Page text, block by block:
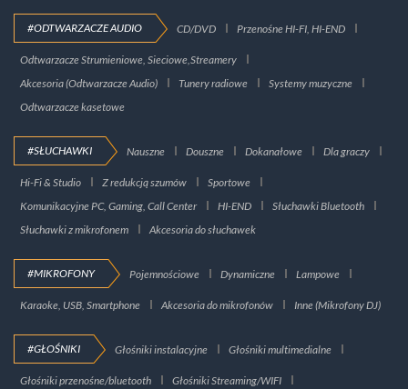
#ODTWARZACZE AUDIO CD/DVD Przenośne HI-FI, HI-END
Odtwarzacze Strumieniowe, Sieciowe,Streamery
Akcesoria (Odtwarzacze Audio)
Tunery radiowe
Systemy muzyczne
Odtwarzacze kasetowe
#SŁUCHAWKI Nauszne Douszne Dokanałowe Dla graczy
Hi-Fi & Studio Z redukcją szumów
Sportowe
Komunikacyjne PC, Gaming, Call Center
HI-END
Słuchawki Bluetooth
Słuchawki z mikrofonem
Akcesoria do słuchawek
#MIKROFONY Pojemnościowe Dynamiczne Lampowe
Karaoke, USB, Smartphone Akcesoria do mikrofonów Inne (Mikrofony DJ)
#GŁOŚNIKI Głośniki instalacyjne Głośniki multimedialne
Głośniki przenośne/bluetooth
Głośniki Streaming/WIFI